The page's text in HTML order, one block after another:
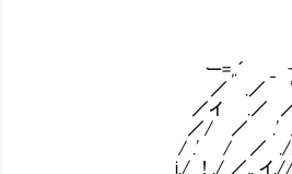
ー=,.´ _ -―‐- 、
／ .／ '" ＿ ヽ
／イ .／ ／ ,..:':::::｀
／/ ／ .' / /－- ､、:
/ .' / ／ ././ ', ヽ
i./ ! ./ ／,. イ.// ＿--